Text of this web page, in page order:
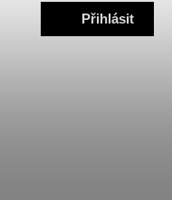
Přihlásit